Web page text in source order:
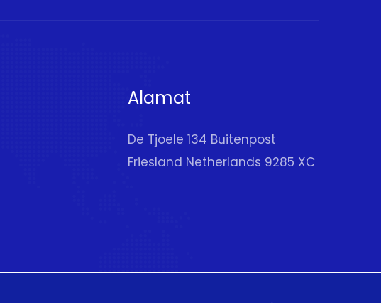
Alamat
De Tjoele 134 Buitenpost
Friesland Netherlands 9285 XC